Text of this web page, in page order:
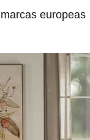
europeas